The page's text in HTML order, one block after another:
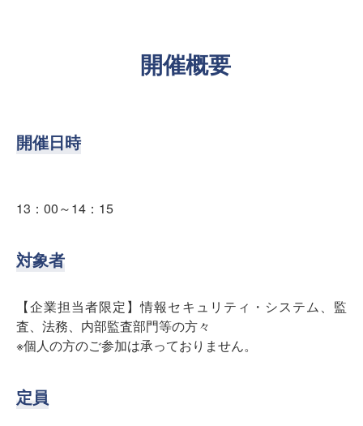
開催概要
開催日時
13：00～14：15
対象者
【企業担当者限定】情報セキュリティ・システム、監
査、法務、内部監査部門等の方々
※個人の方のご参加は承っておりません。
定員